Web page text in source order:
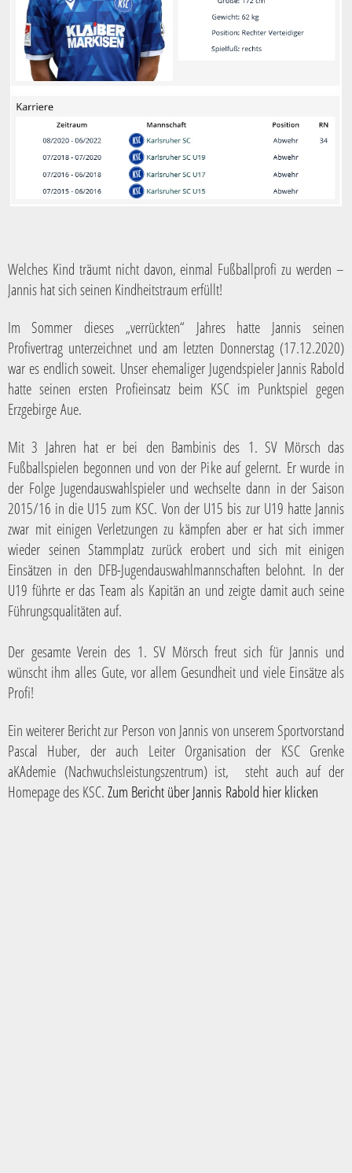
Welches Kind träumt nicht davon, einmal Fußballprofi zu werden –
Jannis hat sich seinen Kindheitstraum erfüllt!
Im Sommer dieses „verrückten“ Jahres hatte Jannis seinen
Profivertrag unterzeichnet und am letzten Donnerstag (17.12.2020)
war es endlich soweit. Unser ehemaliger Jugendspieler Jannis Rabold
hatte seinen ersten Profieinsatz beim KSC im Punktspiel gegen
Erzgebirge Aue.
Mit 3 Jahren hat er bei den Bambinis des 1. SV Mörsch das
Fußballspielen begonnen und von der Pike auf gelernt. Er wurde in
der Folge Jugendauswahlspieler und wechselte dann in der Saison
2015/16 in die U15 zum KSC. Von der U15 bis zur U19 hatte Jannis
zwar mit einigen Verletzungen zu kämpfen aber er hat sich immer
wieder seinen Stammplatz zurück erobert und sich mit einigen
Einsätzen in den DFB-Jugendauswahlmannschaften belohnt. In der
U19 führte er das Team als Kapitän an und zeigte damit auch seine
Führungsqualitäten auf.
Der gesamte Verein des 1. SV Mörsch freut sich für Jannis und
wünscht ihm alles Gute, vor allem Gesundheit und viele Einsätze als
Profi!
Ein weiterer Bericht zur Person von Jannis von unserem Sportvorstand
Pascal Huber, der auch Leiter Organisation der KSC Grenke
aKAdemie (Nachwuchsleistungszentrum) ist, steht auch auf der
Homepage des KSC.Zum Bericht über Jannis Rabold hier klicken